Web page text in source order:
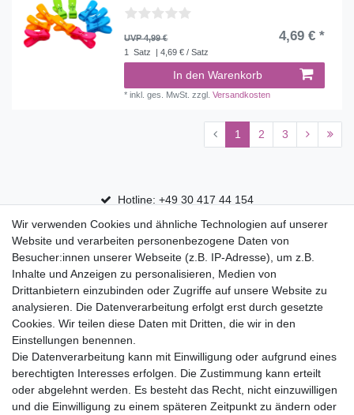
UVP 4,99 € 4,69 € *
1 Satz | 4,69 € / Satz
In den Warenkorb
*inkl. ges. MwSt. zzgl.Versandkosten
1 2 3
Hotline: +49 30 417 44 154
30 Tage Rückgaberecht
Versandfrei ab 75 € in Deutschland
Top Marken
Eduplay
Folia Bringmann
Shop
Mein Konto
Wir verwenden Cookies und ähnliche Technologien auf unserer
Website und verarbeiten personenbezogene Daten von
Besucher:innen unserer Webseite (z.B. IP-Adresse), um z.B.
Inhalte und Anzeigen zu personalisieren, Medien von
Drittanbietern einzubinden oder Zugriffe auf unsere Website zu
analysieren. Die Datenverarbeitung erfolgt erst durch gesetzte
Cookies. Wir teilen diese Daten mit Dritten, die wir in den
Einstellungen benennen.
Die Datenverarbeitung kann mit Einwilligung oder aufgrund eines
berechtigten Interesses erfolgen. Die Zustimmung kann erteilt
oder abgelehnt werden. Es besteht das Recht, nicht einzuwilligen
und die Einwilligung zu einem späteren Zeitpunkt zu ändern oder